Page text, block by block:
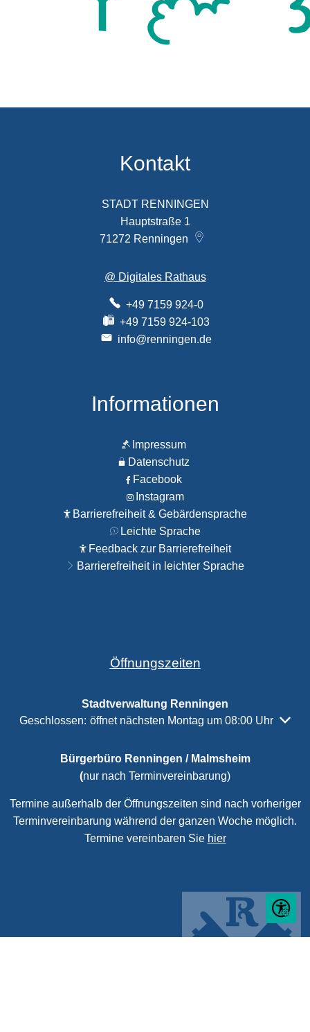
Kontakt
STADT RENNINGEN
Hauptstraße 1
71272 Renningen
@ Digitales Rathaus
+49 7159 924-0
+49 7159 924-103
info@renningen.de
Informationen
Impressum
Datenschutz
Facebook
Instagram
Barrierefreiheit & Gebärdensprache
Leichte Sprache
Feedback zur Barrierefreiheit
Barrierefreiheit in leichter Sprache
Öffnungszeiten
Stadtverwaltung Renningen
Klicken, um weitere Öffnungs- oder Schließzeiten
Geschlossen: öffnet nächsten Montag um 08:00 Uhr
Bürgerbüro Renningen / Malmsheim
(nur nach Terminvereinbarung)
Termine außerhalb der Öffnungszeiten sind nach vorheriger
Terminvereinbarung während der ganzen Woche möglich.
Termine vereinbaren Sie hier
Seite